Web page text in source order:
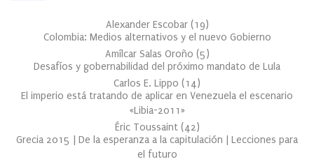
Alexander Escobar (19)
Colombia: Medios alternativos y el nuevo Gobierno
Amílcar Salas Oroño (5)
Desafíos y gobernabilidad del próximo mandato de Lula
Carlos E. Lippo (14)
El imperio está tratando de aplicar en Venezuela el escenario
«Libia-2011»
Éric Toussaint (42)
Grecia 2015 | De la esperanza a la capitulación | Lecciones para
el futuro